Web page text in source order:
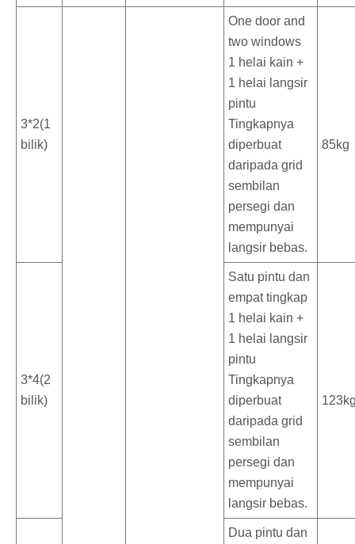
3*2(1
bilik)
One door and
two windows
1 helai kain +
1 helai langsir
pintu
Tingkapnya
diperbuat
daripada grid
sembilan
persegi dan
mempunyai
langsir bebas.
85kg
3*4(2
bilik)
Satu pintu dan
empat tingkap
1 helai kain +
1 helai langsir
pintu
Tingkapnya
diperbuat
daripada grid
sembilan
persegi dan
mempunyai
langsir bebas.
Dua pintu dan